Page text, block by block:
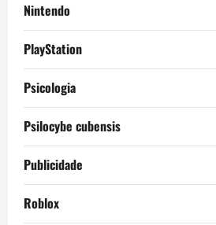
Nintendo
PlayStation
Psicologia
Psilocybe cubensis
Publicidade
Roblox